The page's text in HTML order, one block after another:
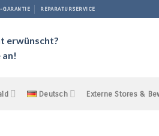
GARANTIE REPARATURSERVICE
erwünscht?
Deutsch Externe Stores &